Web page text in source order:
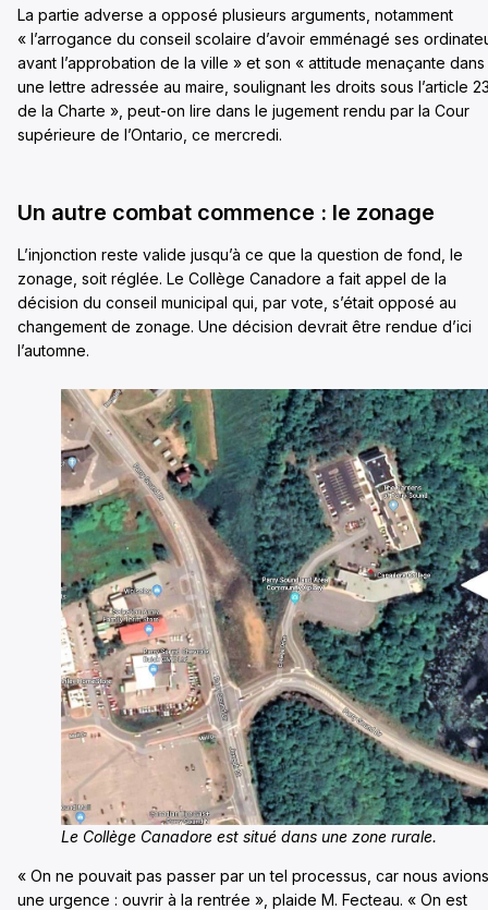
La partie adverse a opposé plusieurs arguments, notamment
« l’arrogance du conseil scolaire d’avoir emménagé ses
avant l’approbation de la ville » et son « attitude menaçante dans
une lettre adressée au maire, soulignant les droits sous l’article
de la Charte », peut-on lire dans le jugement rendu par la Cour
supérieure de l’Ontario, ce mercredi.
Un autre combat commence : le zonage
L’injonction reste valide jusqu’à ce que la question de fond, le
zonage, soit réglée. Le Collège Canadore a fait appel de la
décision du conseil municipal qui, par vote, s’était opposé au
changement de zonage. Une décision devrait être rendue d’ici
l’automne.
Le Collège Canadore est situé dans une zone rurale.
« On ne pouvait pas passer par un tel processus, car nous avions
une urgence : ouvrir à la rentrée », plaide M. Fecteau. « On est